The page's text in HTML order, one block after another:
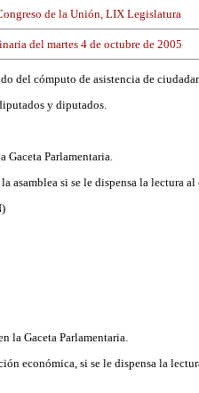
de la Unión, LIX Legislatura
del martes 4 de octubre de 2005
del cómputo de asistencia de
y diputados.
Gaceta Parlamentaria.
asamblea si se le dispensa la lectura
la Gaceta Parlamentaria.
económica, si se le dispensa la